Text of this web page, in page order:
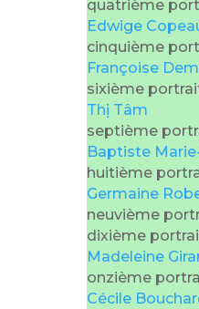
quatrième
Edwige
cinquième
Françoise
sixième
Thị Tâm
septième
Baptiste
huitième
Germaine
neuvième
dixième
Madeleine
onzième
Cécile